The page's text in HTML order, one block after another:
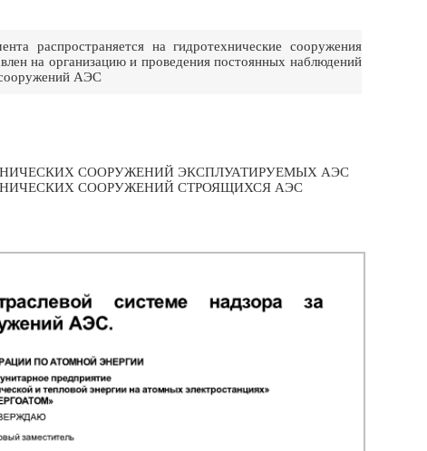
распространяется на гидротехнические сооружения
на организацию и проведения постоянных наблюдений
сооружений АЭС
СООРУЖЕНИЙ ЭКСПЛУАТИРУЕМЫХ АЭС
СООРУЖЕНИЙ СТРОЯЩИХСЯ АЭС